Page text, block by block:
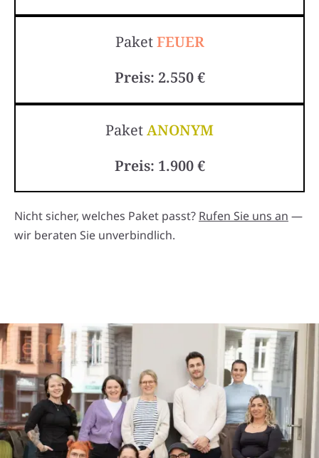
PaketFEUER
Preis: 2.550 €
PaketANONYM
Preis: 1.900 €
Nicht sicher, welches Paket passt? Rufen Sie uns an —
wir beraten Sie unverbindlich.